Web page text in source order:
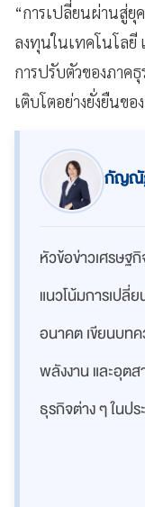
“การเปลี่ยนผ่านสู่ยุ
ลงทุนในเทคโนโลยี
การปรับตัวของภาค
เติบโตอย่างยั่งยืนข
กัญณั
หัวข้อข่าวเศรษ
แนวโน้มการเปลี่
อนาคต เขียนบทค
พลังงาน และอุต
ธุรกิจต่าง ๆ ในปร